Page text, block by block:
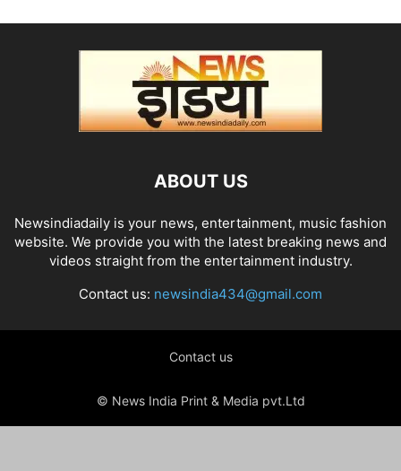
ABOUT US
Newsindiadaily is your news, entertainment, music fashion
website. We provide you with the latest breaking news and
videos straight from the entertainment industry.
Contact us: newsindia434@gmail.com
Contact us
© News India Print & Media pvt.Ltd